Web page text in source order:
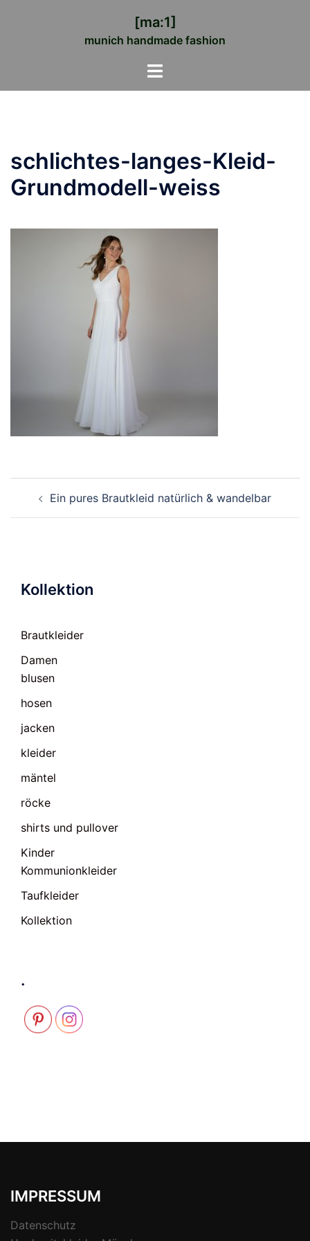
[ma:1]
munich handmade fashion
Menü
schlichtes-langes-Kleid-
Grundmodell-weiss
Ein pures Brautkleid natürlich & wandelbar
Kollektion
Brautkleider
Damen
blusen
hosen
jacken
kleider
mäntel
röcke
shirts und pullover
Kinder
Kommunionkleider
Taufkleider
Kollektion
.
IMPRESSUM
Datenschutz